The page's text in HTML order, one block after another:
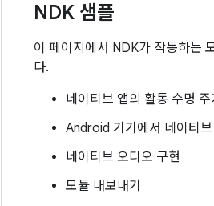
NDK 샘플
이 페이지에서 NDK가 작동하는
다.
네이티브 앱의 활동 수명 주
Android 기기에서 네이티
네이티브 오디오 구현
모듈 내보내기